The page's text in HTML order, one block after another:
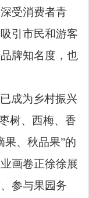
受消费者青
引市民和游客
牌知名度，也
成为乡村振兴
树、西梅、香
果、秋品果”的
画卷正徐徐展
参与果园务